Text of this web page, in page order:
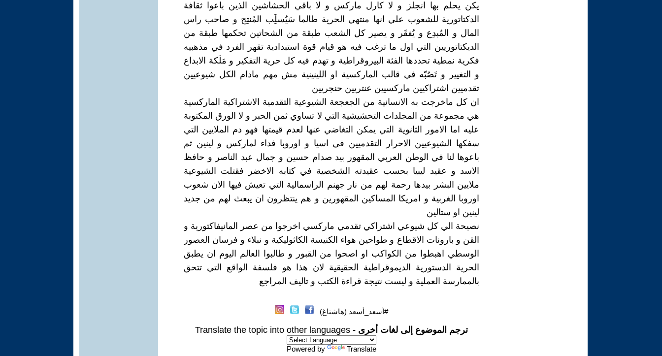
يكن يحلم بها انجلز و لا كارل ماركس و لا باقي الحشاشين الذين باعوا ثقافة
الدكتاتورية للشعوب علي انها منتهي الحرية طالما سَيُسلَِب المُنتِج و صاحب راس
المال و المُبدِع و يُفقَر و يصير كل الشعب طبقة من الشحاتين تحكمها طبقة من
الديكتاتوريين التي اول ما ترغب فيه هو قيام قوة استبدادية تقهر الفرد في مذهبيه
فكرية نمطية تحددها الفئة البيروقراطية و تهدم فيه كل حرية التفكير و مَلَكة الابداع
و التغيير و تَصُبّه في قالب الماركسية او اللينينية مش مهم مادام الكل شيوعيين
تقدميين اشتراكيين ماركسيين عنتريين حنجريين
ان كل ماخرجت به الانسانية من الجعجعة الشيوعية التقدمية الاشتراكية الماركسية
هي مجموعة من المجلدات التحشيشية التي لا تساوي ثمن الحبر و لا الورق المكتوبة
عليه اما الامور الثانوية التي يمكن التغاضي عنها لعدم قيمتها فهو دم الملايين التي
سفكها الشيوعيين الاحرار التقدميين في اسيا و اوروبا فداء لماركس و لينين ثم
باعوها لنا في الوطن العربي المقهور بيد صدام حسين و جمال عبد الناصر و حافظ
الاسد و عقيد ليبيا بحسب عقيدته الشخصية في كتابه الاخضر فقتلت الشيوعية
ملايين البشر بيدها رحمة لهم من نار جهنم الراسمالية التي تعيش فيها الان شعوب
اوروبا الغربية و امريكا المساكين المقهورين و هم ينتظرون ان يبعث لهم من جديد
لينين او ستالين
نصيحة الي كل شيوعي اشتراكي تقدمي ماركسي اخرجوا من عصر المانيفاكتورية و
القن و بارونات الاقطاع و طواحين هواء الكنيسة الكاثوليكية و نبلاء و فرسان العصور
الوسطي اهبطوا من الكواكب او اصحوا من القبور و طالبوا العالم اليوم ان يطبق
الحرية الدستورية الديموقراطية الحقيقية لان هذا هو فلسفة الواقع التي تتحق
بالممارسة العملية و ليست نتيجة قراءة الكتب و تاليف المراجع
#أسعد_أسعد (هاشتاغ)
ترجم الموضوع إلى لغات أخرى - Translate the topic into other languages
Powered by Translate